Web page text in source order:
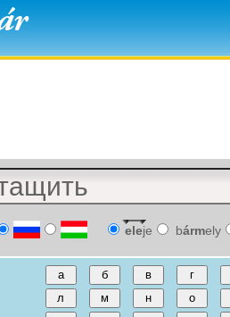
eleje bármely